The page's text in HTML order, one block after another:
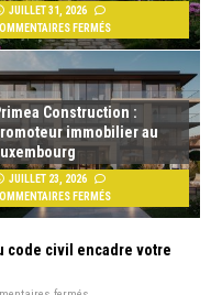
JUILLET 31, 2026
FERMÉS
Construction :
immobilier au
JUILLET 23, 2026
FERMÉS
code civil encadre votre